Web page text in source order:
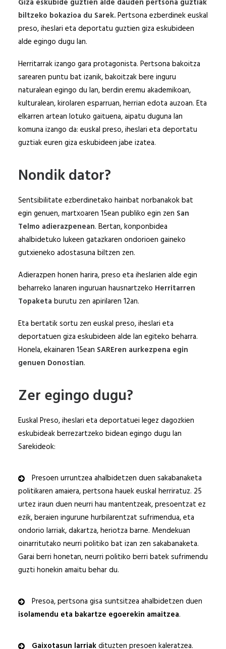
Giza eskubide guztien alde dauden pertsona guztiak
biltzeko bokazioa du Sarek.Pertsona ezberdinek euskal
preso, iheslari eta deportatu guztien giza eskubideen
alde egingo dugu lan.
Herritarrak izango gara protagonista. Pertsona bakoitza
sarearen puntu bat izanik, bakoitzak bere inguru
naturalean egingo du lan, berdin eremu akademikoan,
kulturalean, kirolaren esparruan, herrian edota auzoan. Eta
elkarren artean lotuko gaituena, aipatu duguna lan
komuna izango da: euskal preso, iheslari eta deportatu
guztiak euren giza eskubideen jabe izatea.
Nondik dator?
Sentsibilitate ezberdinetako hainbat norbanakok bat
egin genuen, martxoaren 15ean publiko egin zen San
Telmo adierazpenean. Bertan, konponbidea
ahalbidetuko lukeen gatazkaren ondorioen gaineko
gutxieneko adostasuna biltzen zen.
Adierazpen honen harira, preso eta iheslarien alde egin
beharreko lanaren inguruan hausnartzeko Herritarren
Topaketa burutu zen apirilaren 12an.
Eta bertatik sortu zen euskal preso, iheslari eta
deportatuen giza eskubideen alde lan egiteko beharra.
Honela, ekainaren 15ean SAREren aurkezpena egin
genuen Donostian.
Zer egingo dugu?
Euskal Preso, iheslari eta deportatuei legez dagozkien
eskubideak berrezartzeko bidean egingo dugu lan
Sarekideok:
Presoen urruntzea ahalbidetzen duen sakabanaketa
politikaren amaiera, pertsona hauek euskal herriratuz. 25
urtez iraun duen neurri hau mantentzeak, presoentzat ez
ezik, beraien ingurune hurbilarentzat sufrimendua, eta
ondorio larriak, dakartza, heriotza barne. Mendekuan
oinarritutako neurri politiko bat izan zen sakabanaketa.
Garai berri honetan, neurri politiko berri batek sufrimendu
guzti honekin amaitu behar du.
Presoa, pertsona gisa suntsitzea ahalbidetzen duen
isolamendu eta bakartze egoerekin amaitzea.
Gaixotasun larriakdituzten presoen kaleratzea.